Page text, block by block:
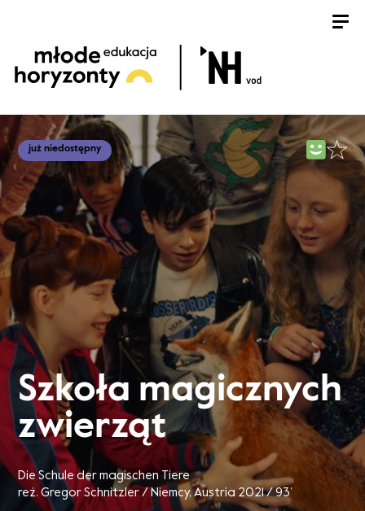
już niedostępny
Szkoła magicznych
zwierząt
Die Schule der magischen Tiere
reż. Gregor Schnitzler / Niemcy, Austria 2021 / 93’